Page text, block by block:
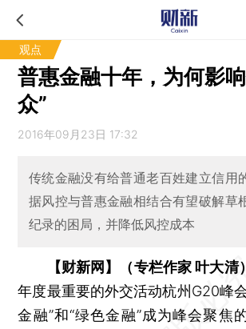
观点
普惠金融十年，为何影
众”
2016年09月23日 17:32
传统金融没有给普通老百姓建立信用
据风控与普惠金融相结合有望破解草
纪录的困局，并降低风控成本
【财新网】（专栏作家 叶大清）
年度最重要的外交活动杭州G20峰
金融”和“绿色金融”成为峰会聚焦